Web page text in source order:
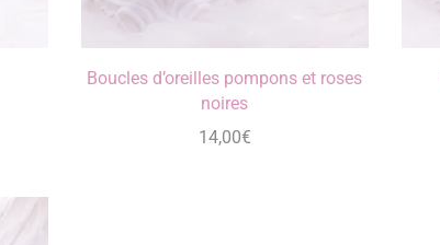
Boucles d’oreilles pompons et roses
noires
14,00€